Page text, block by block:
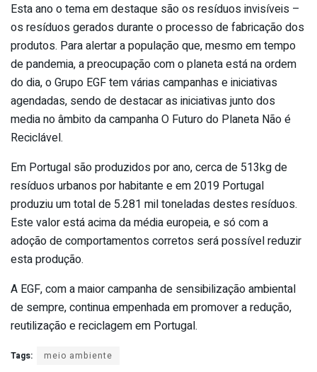
Esta ano o tema em destaque são os resíduos invisíveis –
os resíduos gerados durante o processo de fabricação dos
produtos. Para alertar a população que, mesmo em tempo
de pandemia, a preocupação com o planeta está na ordem
do dia, o Grupo EGF tem várias campanhas e iniciativas
agendadas, sendo de destacar as iniciativas junto dos
media no âmbito da campanha O Futuro do Planeta Não é
Reciclável.
Em Portugal são produzidos por ano, cerca de 513kg de
resíduos urbanos por habitante e em 2019 Portugal
produziu um total de 5.281 mil toneladas destes resíduos.
Este valor está acima da média europeia, e só com a
adoção de comportamentos corretos será possível reduzir
esta produção.
A EGF, com a maior campanha de sensibilização ambiental
de sempre, continua empenhada em promover a redução,
reutilização e reciclagem em Portugal.
Tags: meio ambiente